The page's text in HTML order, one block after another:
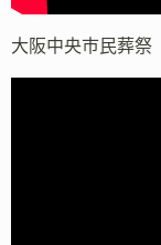
大阪中央市民葬祭